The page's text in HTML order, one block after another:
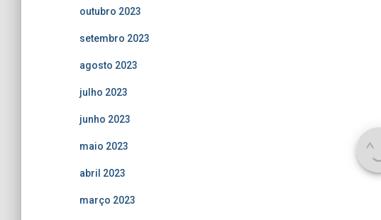
outubro 2023
setembro 2023
agosto 2023
julho 2023
junho 2023
maio 2023
abril 2023
março 2023